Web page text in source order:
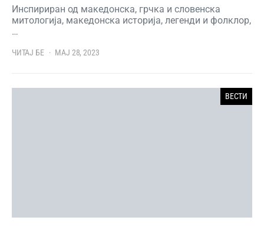
Инспириран од македонска, грчка и словенска
митологија, македонска историја, легенди и фолклор,
…
ЧИТАЈ БЕ МАЈ 28, 2023
ВЕСТИ